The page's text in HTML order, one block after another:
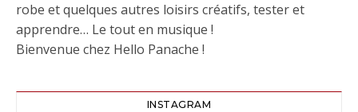
robe et quelques autres loisirs créatifs, tester et
apprendre… Le tout en musique !
Bienvenue chez Hello Panache !
INSTAGRAM